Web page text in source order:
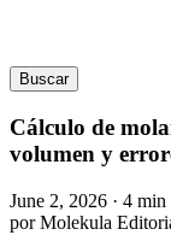
Buscar
Cálculo de
volumen y
June 2, 2026 · 4 min
por Molekula